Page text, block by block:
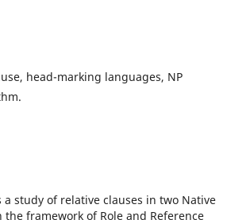
head-marking languages, NP
a study of relative clauses in two Native
framework of Role and Reference